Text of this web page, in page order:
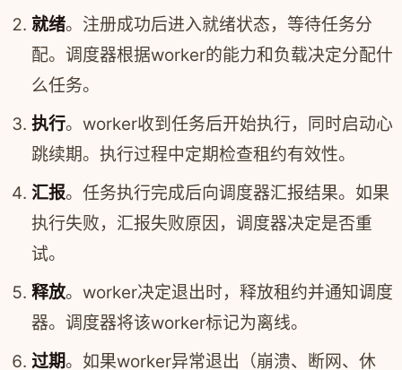
就绪。注册成功后进入就绪状态，等待任务分
配。调度器根据worker的能力和负载决定分配什
么任务。
执行。worker收到任务后开始执行，同时启动心
跳续期。执行过程中定期检查租约有效性。
汇报。任务执行完成后向调度器汇报结果。如果
执行失败，汇报失败原因，调度器决定是否重
试。
释放。worker决定退出时，释放租约并通知调度
器。调度器将该worker标记为离线。
过期。如果worker异常退出（崩溃、断网、休